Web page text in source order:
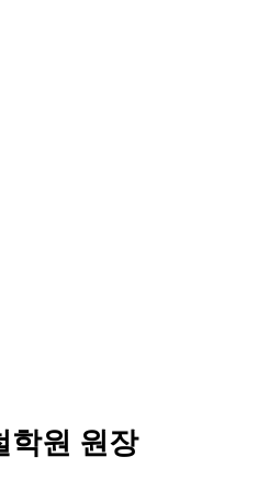
학원 원장